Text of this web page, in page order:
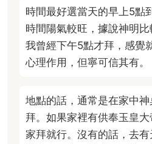
時間最好選當天的早上5點
時間陽氣較旺，據說神明比
我曾經下午5點才拜，感覺
心理作用，但寧可信其有。
地點的話，通常是在家中
拜。如果家裡有供奉玉皇
家拜就行。沒有的話，去